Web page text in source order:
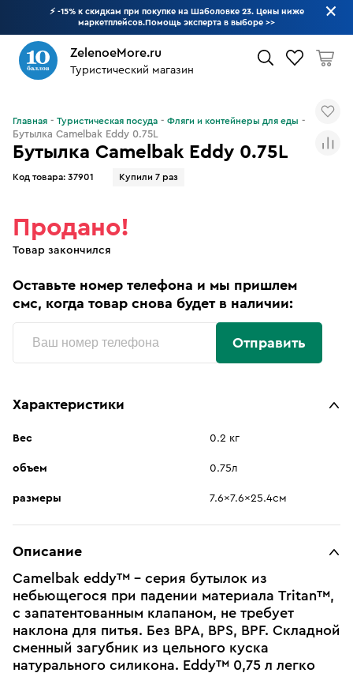
⚡ -15% к скидкам при покупке на Шаболовке 23. Цены ниже
маркетплейсов.Помощь эксперта в выборе >>
ZelenoeMore.ru
Туристический магазин
Бутылка Camelbak Eddy 0.75L
Код товара: 37901 Купили 7 раз
Главная Туристическая посуда Фляги и контейнеры для еды
Бутылка Camelbak Eddy 0.75L
Продано!
Товар закончился
Оставьте номер телефона и мы пришлем
смс, когда товар снова будет в наличии:
Отправить
Характеристики
Вес 0.2 кг
объем 0.75л
размеры 7.6x7.6x25.4см
Описание
Camelbak eddy™ - серия бутылок из
небьющегося при падении материала Tritan™,
c запатентованным клапаном, не требует
наклона для питья. Без BPA, BPS, BPF. Складной
сменный загубник из цельного куска
натурального силикона. Eddy™ 0,75 л легко